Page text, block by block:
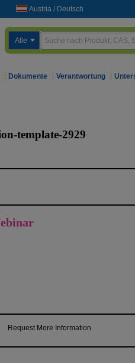
Austria / Deutsch
Alle
Dokumente Verantwortung